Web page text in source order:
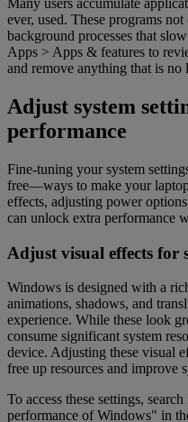
Many users accumulate
ever, used. These programs
background processes that
Apps > Apps & features to
and remove anything that is
Adjust system
performance
Fine-tuning your system
free—ways to make your
effects, adjusting power
can unlock extra performance
Adjust visual effects for
Windows is designed with a
animations, shadows, and
experience. While these look
consume significant system
device. Adjusting these visual
free up resources and improve
To access these settings,
performance of Windows" in